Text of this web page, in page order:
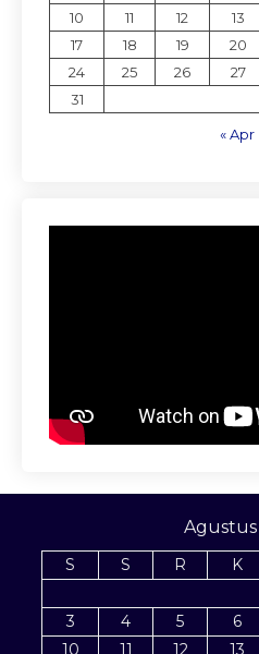
10
11 12 13
17
18 19 20
24
25 26 27
31
« Apr
S S R K
3
4 5 6
10
11 12 13